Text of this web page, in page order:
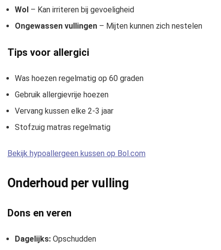
Wol – Kan irriteren bij gevoeligheid
Ongewassen vullingen – Mijten kunnen zich nestelen
Tips voor allergici
Was hoezen regelmatig op 60 graden
Gebruik allergievrije hoezen
Vervang kussen elke 2-3 jaar
Stofzuig matras regelmatig
Bekijk hypoallergeen kussen op Bol.com
Onderhoud per vulling
Dons en veren
Dagelijks: Opschudden